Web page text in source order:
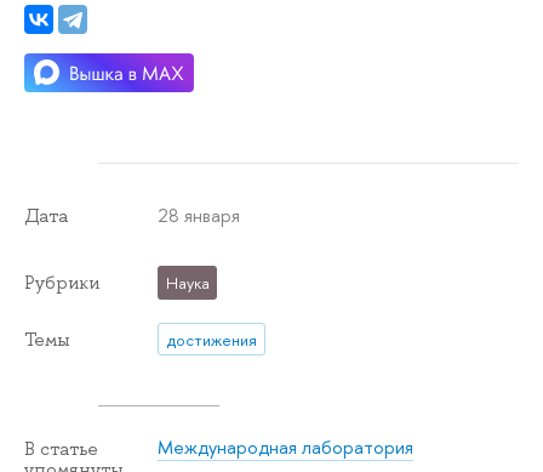
Дата 28 января
Рубрики Наука
Темы достижения
В статье
Международная лаборатория